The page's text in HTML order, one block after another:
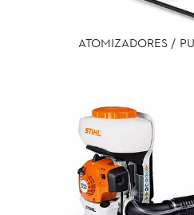
ATOMIZADORES /